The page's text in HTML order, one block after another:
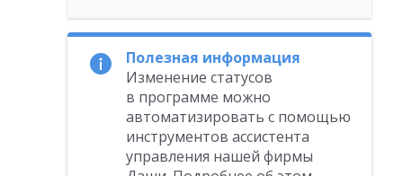
Полезная информация
Изменение статусов
в программе можно
автоматизировать с помощью
инструментов ассистента
управления нашей фирмы